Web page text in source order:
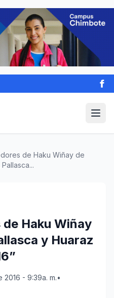
de Haku Wiñay de
Haku Wiñay
y Huaraz
- 9:39a. m.•